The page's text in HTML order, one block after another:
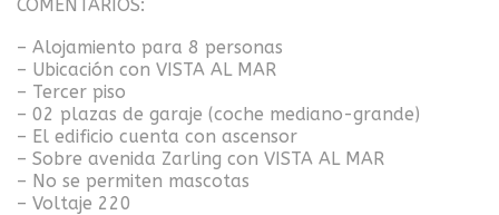
COMENTARIOS:
– Alojamiento para 8 personas
– Ubicación con VISTA AL MAR
– Tercer piso
– 02 plazas de garaje (coche mediano-grande)
– El edificio cuenta con ascensor
– Sobre avenida Zarling con VISTA AL MAR
– No se permiten mascotas
– Voltaje 220